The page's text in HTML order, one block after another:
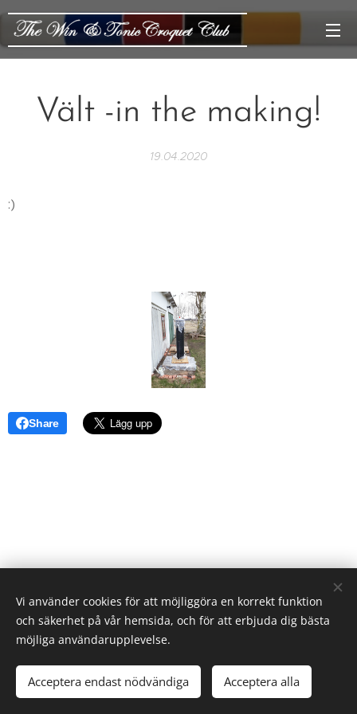
Vält -in the making!
19.04.2020
:)
Share
the Win & Tonic Croquet Club 2018
Skapad medWebnode
Språk
Svenska
English
Vi använder cookies för att möjliggöra en korrekt funktion
och säkerhet på vår hemsida, och för att erbjuda dig bästa
möjliga användarupplevelse.
Acceptera endast nödvändiga Acceptera alla